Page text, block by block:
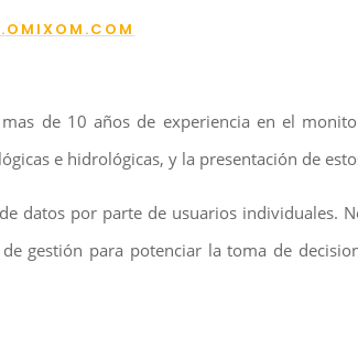
de 10 años de experiencia en el
e hidrológicas, y la presentación de
datos por parte de usuarios individuales.
gestión para potenciar la toma de